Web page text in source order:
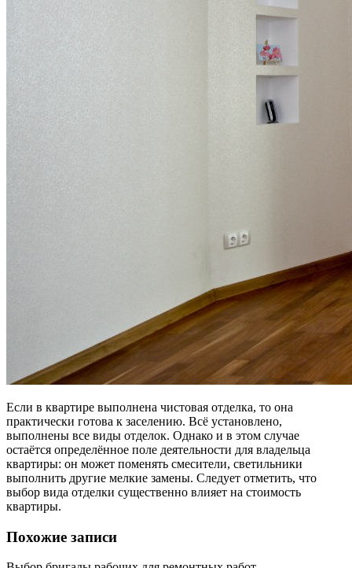
Если в квартире выполнена чистовая отделка, то она
практически готова к заселению. Всё установлено,
выполнены все виды отделок. Однако и в этом случае
остаётся определённое поле деятельности для владельца
квартиры: он может поменять смесители, светильники
выполнить другие мелкие замены. Следует отметить, что
выбор вида отделки существенно влияет на стоимость
квартиры.
Похожие записи